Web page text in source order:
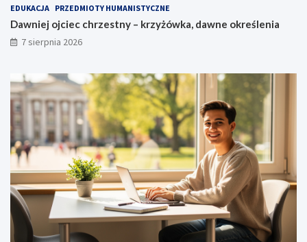
EDUKACJA PRZEDMIOTY HUMANISTYCZNE
Dawniej ojciec chrzestny – krzyżówka, dawne określenia
7 sierpnia 2026